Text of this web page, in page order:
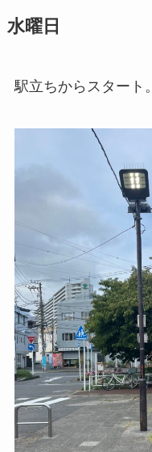
水曜日
駅立ちからスタート。